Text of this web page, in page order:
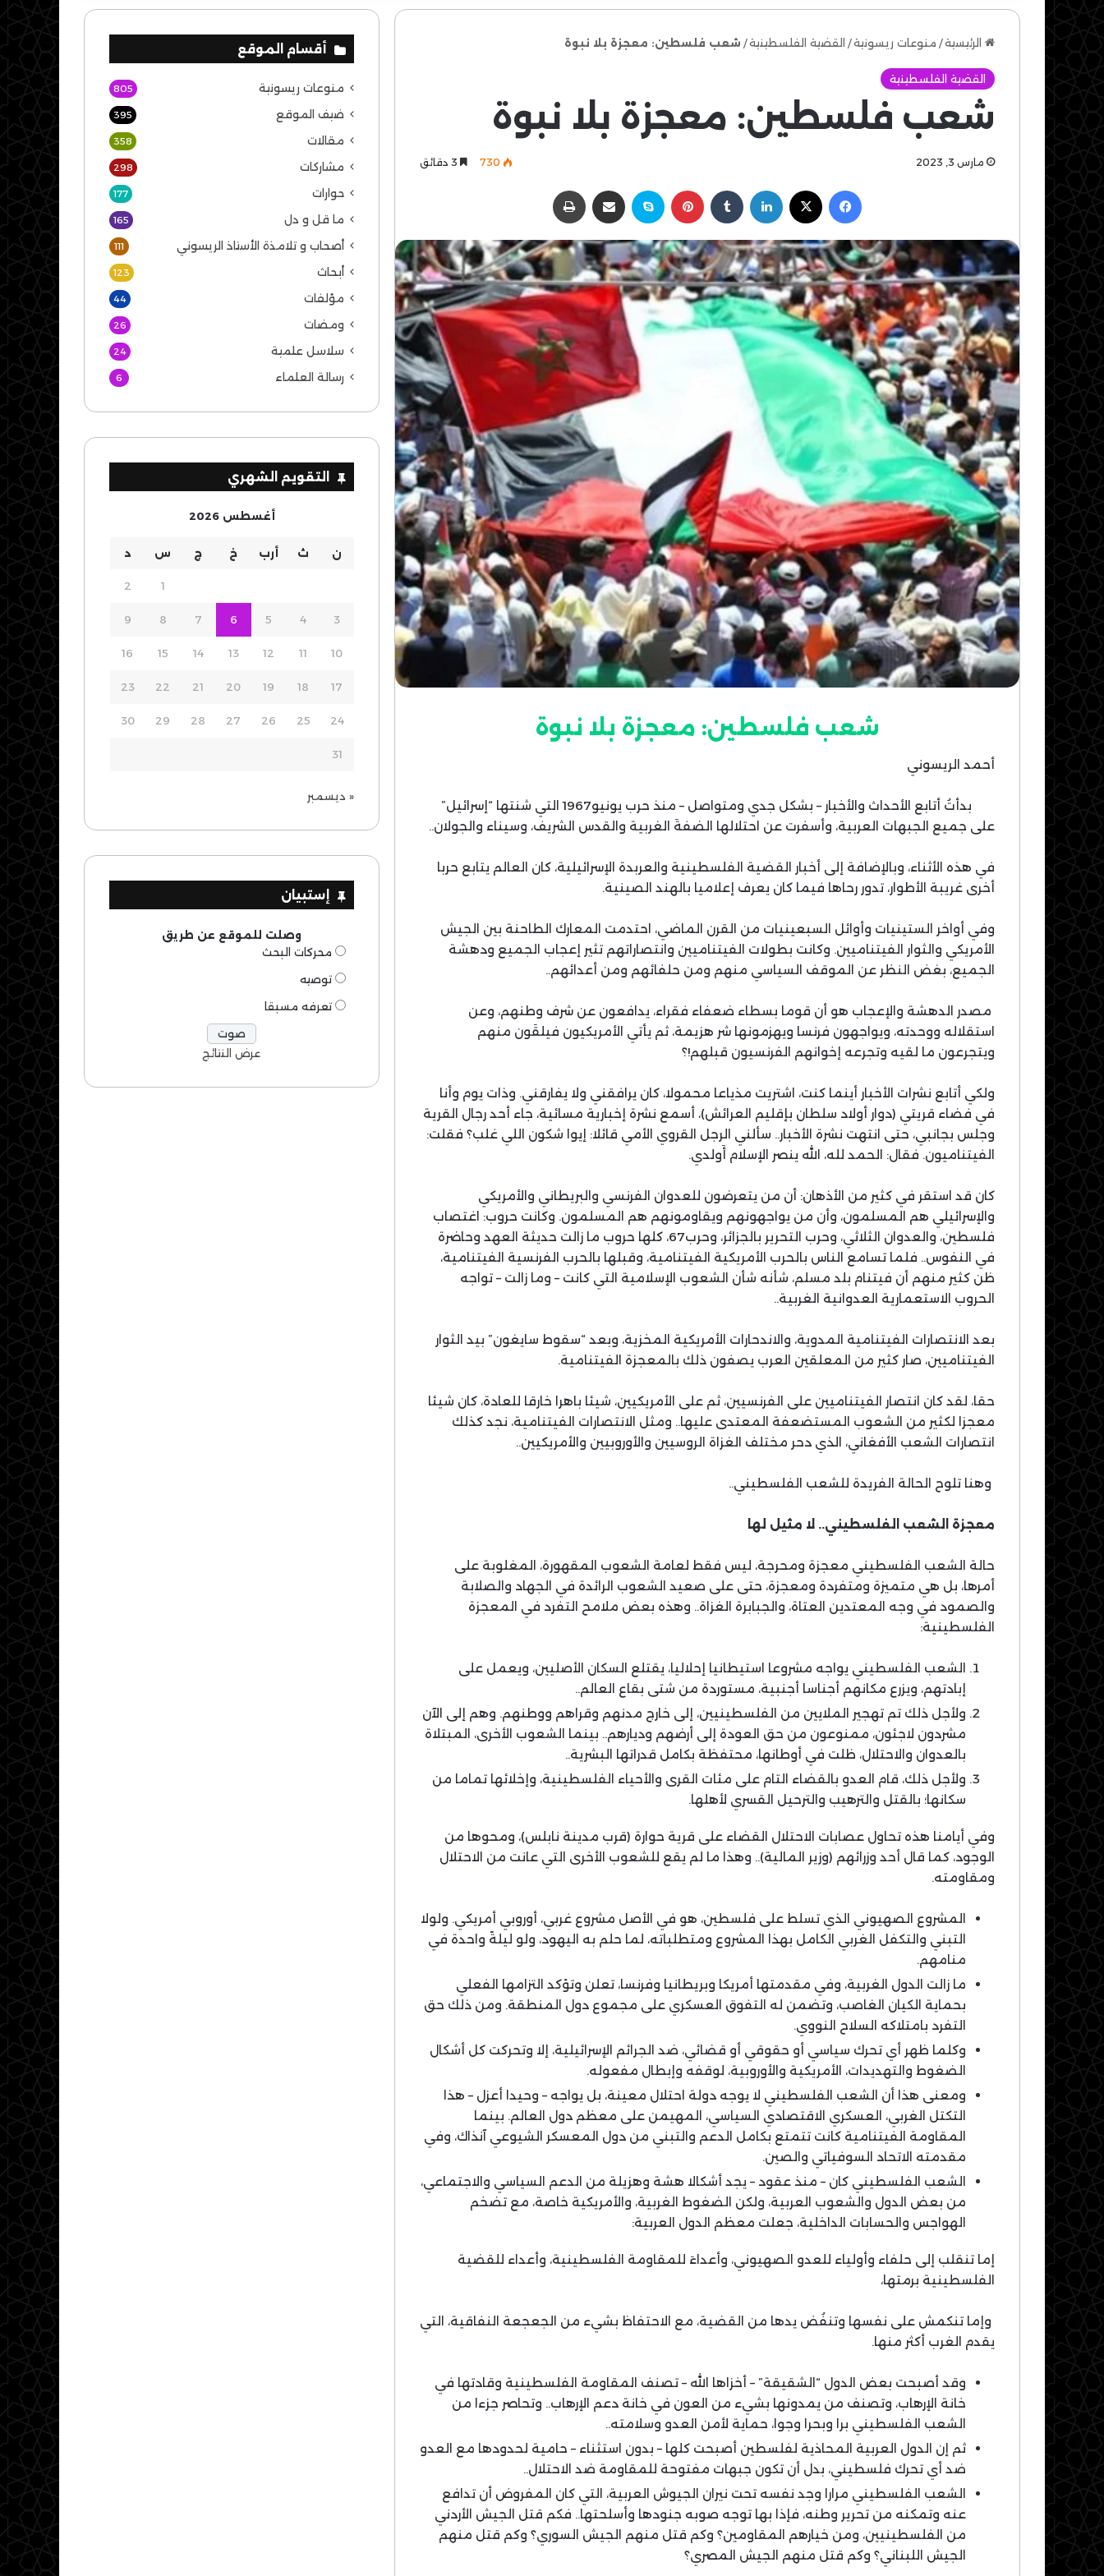
الرئيسية/ منوعات ريسونية/ القضية الفلسطينية/ شعب فلسطين: معجزة بلا نبوة
القضية الفلسطينية
شعب فلسطين: معجزة بلا نبوة
مارس 3, 2023 730
فيسبوك لينكدإن بينتيريست سكايب مشاركة عبر البريد
شعب فلسطين: معجزة بلا نبوة
أحمد الريسوني
بدأتُ أتابع الأحداث والأخبار – بشكل جدي ومتواصل – منذ حرب يونيو1967 التي شنتها “إسرائيل”
على جميع الجبهات العربية، وأسفرت عن احتلالها الضفةَ الغربية والقدس الشريف، وسيناء والجولان..
في هذه الأثناء، وبالإضافة إلى أخبار القضية الفلسطينية والعربدة الإسرائيلية، كان العالم يتابع حربا
أخرى غريبة الأطوار، تدور رحاها فيما كان يعرف إعلاميا بالهند الصينية.
وفي أواخر الستينيات وأوائل السبعينيات من القرن الماضي، احتدمت المعارك الطاحنة بين الجيش
الأمريكي والثوار الفيتناميين. وكانت بطولات الفيتناميين وانتصاراتهم تثير إعجاب الجميع ودهشة
الجميع، بغض النظر عن الموقف السياسي منهم ومن حلفائهم ومن أعدائهم..
مصدر الدهشة والإعجاب هو أن قوما بسطاء ضعفاء فقراء، يدافعون عن شرف وطنهم، وعن
استقلاله ووحدته، ويواجهون فرنسا ويهزمونها شر هزيمة، ثم يأتي الأمريكيون فيلقَون منهم
ويتجرعون ما لقيه وتجرعه إخوانهم الفرنسيون قبلهم!؟
ولكي أتابع نشرات الأخبار أينما كنت، اشتريت مذياعا محمولا، كان يرافقني ولا يفارقني. وذات يوم وأنا
في فضاء قريتي (دوار أولاد سلطان بإقليم العرائش)، أسمع نشرة إخبارية مسائية، جاء أحد رجال القرية
وجلس بجانبي، حتى انتهت نشرة الأخبار.. سألني الرجل القروي الأمي قائلا: إيوا شكون اللي غلب؟ فقلت:
الفيتناميون. فقال: الحمد لله، الله ينصر الإسلام أَولدي.
كان قد استقر في كثير من الأذهان: أن من يتعرضون للعدوان الفرنسي والبريطاني والأمريكي
والإسرائيلي هم المسلمون، وأن من يواجهونهم ويقاومونهم هم المسلمون. وكانت حروب: اغتصاب
فلسطين، والعدوان الثلاثي، وحرب التحرير بالجزائر، وحرب67، كلها حروب ما زالت حديثة العهد وحاضرة
في النفوس.. فلما تسامع الناس بالحرب الأمريكية الفيتنامية، وقبلها بالحرب الفرنسية الفيتنامية،
ظن كثير منهم أن فيتنام بلد مسلم، شأنه شأن الشعوب الإسلامية التي كانت – وما زالت – تواجه
الحروب الاستعمارية العدوانية الغربية..
بعد الانتصارات الفيتنامية المدوية، والاندحارات الأمريكية المخزية، وبعد “سقوط سايغون” بيد الثوار
الفيتناميين، صار كثير من المعلقين العرب يصفون ذلك بالمعجزة الفيتنامية.
حقا، لقد كان انتصار الفيتناميين على الفرنسيين، ثم على الأمريكيين، شيئا باهرا خارقا للعادة، كان شيئا
معجزا لكثير من الشعوب المستضعفة المعتدى عليها.. ومثل الانتصارات الفيتنامية، نجد كذلك
انتصارات الشعب الأفغاني، الذي دحر مختلف الغزاة الروسيين والأوروبيين والأمريكيين..
وهنا تلوح الحالة الفريدة للشعب الفلسطيني..
معجزة الشعب الفلسطيني.. لا مثيل لها
حالة الشعب الفلسطيني معجزة ومحرجة، ليس فقط لعامة الشعوب المقهورة، المغلوبة على
أمرها، بل هي متميزة ومتفردة ومعجزة، حتى على صعيد الشعوب الرائدة في الجهاد والصلابة
والصمود في وجه المعتدين العتاة، والجبابرة الغزاة.. وهذه بعض ملامح التفرد في المعجزة
الفلسطينية:
الشعب الفلسطيني يواجه مشروعا استيطانيا إحلاليا، يقتلع السكان الأصليين، ويعمل على
إبادتهم، ويزرع مكانهم أجناسا أجنبية، مستوردة من شتى بقاع العالم..
ولأجل ذلك تم تهجير الملايين من الفلسطينيين، إلى خارج مدنهم وقراهم ووطنهم. وهم إلى الآن
مشردون لاجئون، ممنوعون من حق العودة إلى أرضهم وديارهم.. بينما الشعوب الأخرى، المبتلاة
بالعدوان والاحتلال، ظلت في أوطانها، محتفظة بكامل قدراتها البشرية..
ولأجل ذلك، قام العدو بالقضاء التام على مئات القرى والأحياء الفلسطينية، وإخلائها تماما من
سكانها؛ بالقتل والترهيب والترحيل القسري لأهلها.
وفي أيامنا هذه تحاول عصابات الاحتلال القضاء على قرية حوارة (قرب مدينة نابلس)، ومحوها من
الوجود، كما قال أحد وزرائهم (وزير المالية).. وهذا ما لم يقع للشعوب الأخرى التي عانت من الاحتلال
ومقاومته.
المشروع الصهيوني الذي تسلط على فلسطين، هو في الأصل مشروع غربي، أوروبي أمريكي. ولولا
التبني والتكفل الغربي الكامل بهذا المشروع ومتطلباته، لما حلم به اليهود، ولو ليلةً واحدة في
منامهم.
ما زالت الدول الغربية، وفي مقدمتها أمريكا وبريطانيا وفرنسا، تعلن وتؤكد التزامها الفعلي
بحماية الكيان الغاصب، وتضمن له التفوق العسكري على مجموع دول المنطقة. ومن ذلك حق
التفرد بامتلاكه السلاح النووي.
وكلما ظهر أي تحرك سياسي أو حقوقي أو قضائي، ضد الجرائم الإسرائيلية، إلا وتحركت كل أشكال
الضغوط والتهديدات، الأمريكية والأوروبية، لوقفه وإبطال مفعوله.
ومعنى هذا أن الشعب الفلسطيني لا يوجه دولة احتلال معينة، بل يواجه – وحيدا أعزل – هذا
التكتل الغربي، العسكري الاقتصادي السياسي، المهيمن على معظم دول العالم. بينما
المقاومة الفيتنامية كانت تتمتع بكامل الدعم والتبني من دول المعسكر الشيوعي آنذاك، وفي
مقدمته الاتحاد السوفياتي والصين.
الشعب الفلسطيني كان – منذ عقود – يجد أشكالا هشة وهزيلة من الدعم السياسي والاجتماعي،
من بعض الدول والشعوب العربية، ولكن الضغوط الغربية، والأمريكية خاصة، مع تضخم
الهواجس والحسابات الداخلية، جعلت معظم الدول العربية:
إما تنقلب إلى حلفاء وأولياء للعدو الصهيوني، وأعداءَ للمقاومة الفلسطينية، وأعداء للقضية
الفلسطينية برمتها،
وإما تنكمش على نفسها وتنفُض يدها من القضية، مع الاحتفاظ بشيء من الجعجعة النفاقية، التي
يقدم الغرب أكثر منها.
وقد أصبحت بعض الدول “الشقيقة” – أخزاها الله – تصنف المقاومة الفلسطينية وقادتها في
خانة الإرهاب، وتصنف من يمدونها بشيء من العون في خانة دعم الإرهاب.. وتحاصر جزءا من
الشعب الفلسطيني برا وبحرا وجوا، حماية لأمن العدو وسلامته..
ثم إن الدول العربية المحاذية لفلسطين أصبحت كلها – بدون استثناء – حامية لحدودها مع العدو
ضد أي تحرك فلسطيني، بدل أن تكون جبهات مفتوحة للمقاومة ضد الاحتلال..
الشعب الفلسطيني مرارا وجد نفسه تحت نيران الجيوش العربية، التي كان المفروض أن تدافع
عنه وتمكنه من تحرير وطنه، فإذا بها توجه صوبه جنودها وأسلحتها.. فكم قتل الجيش الأردني
من الفلسطينيين، ومن خيارهم المقاومين؟ وكم قتل منهم الجيش السوري؟ وكم قتل منهم
الجيش اللبناني؟ وكم قتل منهم الجيش المصري؟
أقسام الموقع
منوعات ريسونية 805
ضيف الموقع 395
مقالات 358
مشاركات 298
حوارات 177
ما قل و دل 165
أصحاب و تلامذة الأستاذ الريسوني 111
أبحاث 123
مؤلفات 44
ومضات 26
سلاسل علمية 24
رسالة العلماء 6
التقويم الشهري
أغسطس 2026
ن ث أرب خ ج س د
1
2
3
4
5
6
7
8
9
10
11
12
13
14
15
16
17
18
19
20
21
22
23
24
25
26
27
28
29
30
31
« ديسمبر
إستبيان
وصلت للموقع عن طريق
محركات البحث
توصيه
تعرفه مسبقا
عرض النتائج